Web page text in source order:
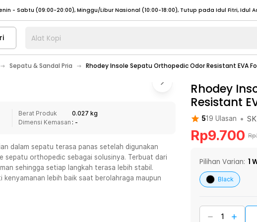
Senin - Jumat (07:00 - 20:00), Sabtu - Minggu (08:00 - 20:00), Tutup pada Idul Fitri
- Jumat (08:00 - 20:00), Sabtu - Minggu/ Libur Nasional (08:00 - 17:00) Selengkapnya
- Jumat (08:00 - 20:00), Sabtu - Minggu/ Libur Nasional (08:00 - 17:00) Selengkapnya
Senin - Sabtu (09:00-20:00), Minggu/Libur Nasional (12:00-20:00), Tutup pada Idul Fitri
- Sabtu (09:00-20:00), Minggu/Libur Nasional (12:00-20:00), Tutup pada Idul Fitri
Senin - Jumat (07:00 - 20:00), Sabtu - Minggu (08:00 - 20:00), Tutup pada Idul Fitri
Selengkapnya
Alat Kopi
Sepatu & Sandal Pria Rhodey Insole Sepatu Orthopedic Odor Resistant EVA
Berat Produk
0.027 kg
Dimensi Kemasan : -
dalam sepatu terasa panas setelah digunakan
sepatu orthopedic sebagai solusinya. Terbuat dari
sehingga setiap langkah terasa lebih stabil.
lebih baik saat berolahraga maupun
Rhodey
Resistant
519 Ulasan •
Rp9.700 Rp
Pilihan Varian: 1
Black